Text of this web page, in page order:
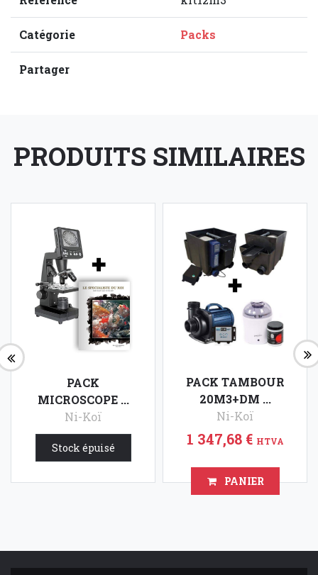
Catégorie Packs
Partager
PRODUITS SIMILAIRES
PACK
MICROSCOPE ...
Ni-Koï
270,00 €HTVA
Stock épuisé
PACK TAMBOUR
20M3+DM ...
Ni-Koï
1 347,68 € HTVA
PANIER